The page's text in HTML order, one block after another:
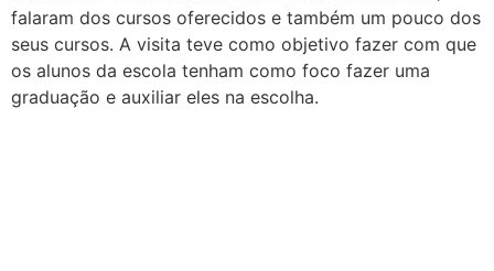
falaram dos cursos oferecidos e também um pouco dos
seus cursos. A visita teve como objetivo fazer com que
os alunos da escola tenham como foco fazer uma
graduação e auxiliar eles na escolha.